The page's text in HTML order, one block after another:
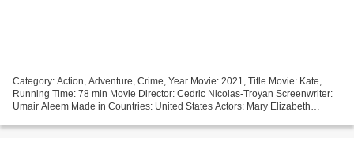
Category: Action, Adventure, Crime, Year Movie: 2021, Title Movie: Kate,
Running Time: 78 min Movie Director: Cedric Nicolas-Troyan Screenwriter:
Umair Aleem Made in Countries: United States Actors: Mary Elizabeth